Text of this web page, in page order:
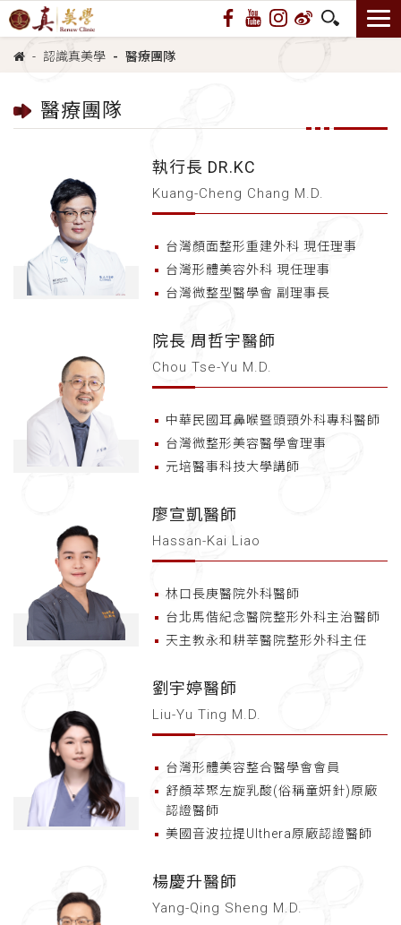
認識真美學 醫療團隊
醫療團隊
執行長 DR.KC
Kuang-Cheng Chang M.D.
台灣顏面整形重建外科 現任理事
台灣形體美容外科 現任理事
台灣微整型醫學會 副理事長
院長 周哲宇醫師
Chou Tse-Yu M.D.
中華民國耳鼻喉暨頭頸外科專科醫師
台灣微整形美容醫學會理事
元培醫事科技大學講師
廖宣凱醫師
Hassan-Kai Liao
林口長庚醫院外科醫師
台北馬偕紀念醫院整形外科主治醫師
天主教永和耕莘醫院整形外科主任
劉宇婷醫師
Liu-Yu Ting M.D.
台灣形體美容整合醫學會會員
舒顏萃聚左旋乳酸(俗稱童妍針)原廠
認證醫師
美國音波拉提Ulthera原廠認證醫師
楊慶升醫師
Yang-Qing Sheng M.D.